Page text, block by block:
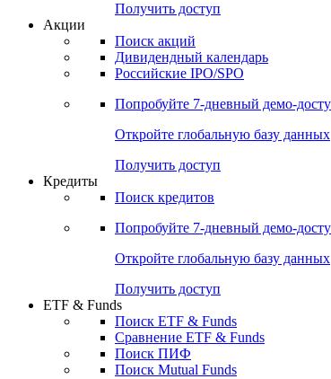
Получить доступ
Акции
Поиск акций
Дивидендный календарь
Российские IPO/SPO
Попробуйте 7-дневный демо-
Откройте глобальную базу данных
Получить доступ
Кредиты
Поиск кредитов
Попробуйте 7-дневный демо-
Откройте глобальную базу данных
Получить доступ
ETF & Funds
Поиск ETF & Funds
Сравнение ETF & Funds
Поиск ПИФ
Поиск Mutual Funds